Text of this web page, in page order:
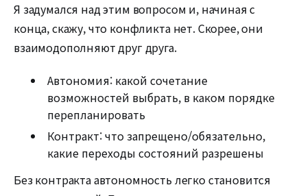
Я задумался над этим вопросом и, начиная с
конца, скажу, что конфликта нет. Скорее, они
взаимодополняют друг друга.
Автономия: какой сочетание
возможностей выбрать, в каком порядке
перепланировать
Контракт: что запрещено/обязательно,
какие переходы состояний разрешены
Без контракта автономность легко становится